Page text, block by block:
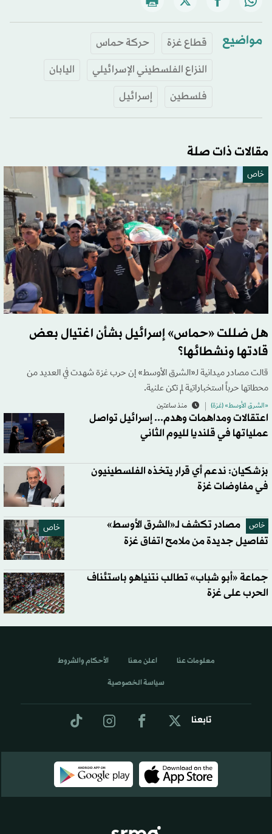
مواضيع قطاع غزة
حركة حماس
النزاع الفلسطيني الإسرائيلي
اليابان
فلسطين
إسرائيل
مقالات ذات صلة
خاص
هل ضللت «حماس» إسرائيل بشأن اغتيال بعض
قادتها ونشطائها؟
قالت مصادر ميدانية لـ«الشرق الأوسط» إن حرب غزة شهدت في العديد من
محطاتها حرباً استخباراتية لم تكن علنية.
«الشرق الأوسط» (غزة) منذ ساعتين
اعتقالات ومداهمات وهدم... إسرائيل تواصل
عملياتها في قلنديا لليوم الثاني
بزشكيان: ندعم أي قرار يتخذه الفلسطينيون
في مفاوضات غزة
خاص خاص
مصادر تكشف لـ«الشرق الأوسط»
تفاصيل جديدة من ملامح اتفاق غزة
جماعة «أبو شباب» تطالب نتنياهو باستئناف
الحرب على غزة
تابعنا
معلومات عنا اعلن معنا الأحكام والشروط
سياسة الخصوصية